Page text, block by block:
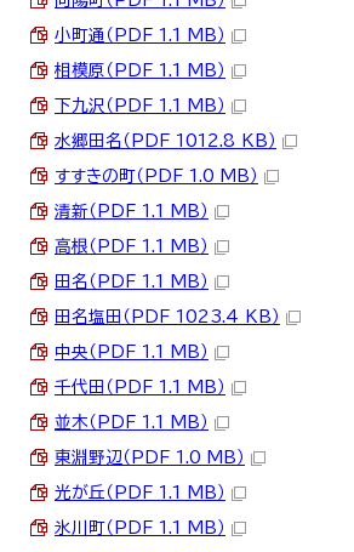
小町通（PDF 1.1 MB）
相模原（PDF 1.1 MB）
下九沢（PDF 1.1 MB）
水郷田名（PDF 1012.8 KB）
すすきの町（PDF 1.0 MB）
清新（PDF 1.1 MB）
高根（PDF 1.1 MB）
田名（PDF 1.1 MB）
田名塩田（PDF 1023.4 KB）
中央（PDF 1.1 MB）
千代田（PDF 1.1 MB）
並木（PDF 1.1 MB）
東淵野辺（PDF 1.0 MB）
光が丘（PDF 1.1 MB）
氷川町（PDF 1.1 MB）